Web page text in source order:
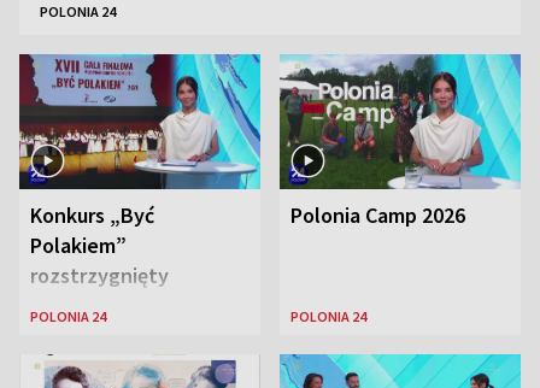
POLONIA 24
Konkurs „Być
Polakiem”
rozstrzygnięty
POLONIA 24
Polonia Camp 2026
POLONIA 24